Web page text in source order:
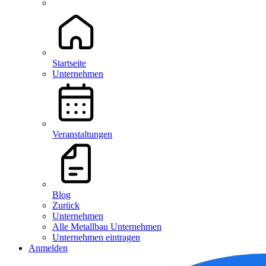
Startseite
Unternehmen
Veranstaltungen
Blog
Zurück
Unternehmen
Alle Metallbau Unternehmen
Unternehmen eintragen
Anmelden